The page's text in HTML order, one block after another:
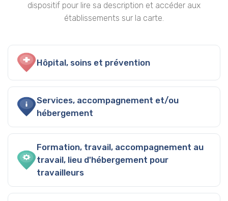
dispositif pour lire sa description et accéder aux
établissements sur la carte.
Hôpital, soins et prévention
Services, accompagnement et/ou
hébergement
Formation, travail, accompagnement au
travail, lieu d'hébergement pour
travailleurs